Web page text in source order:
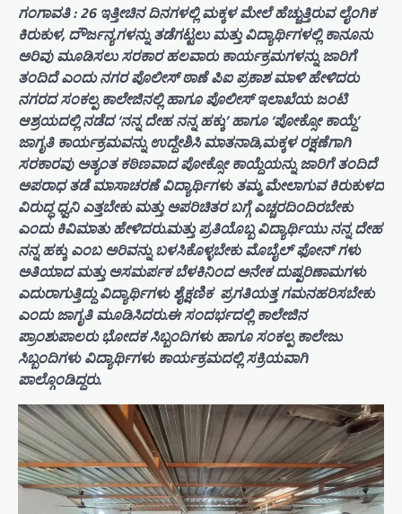
ಗಂಗಾವತಿ : 26 ಇತ್ತೀಚಿನ ದಿನಗಳಲ್ಲಿ ಮಕ್ಕಳ ಮೇಲೆ ಹೆಚ್ಚುತ್ತಿರುವ ಲೈಂಗಿಕ
ಕಿರುಕುಳ, ದೌರ್ಜನ್ಯಗಳನ್ನು ತಡೆಗಟ್ಟಲು ಮತ್ತು ವಿದ್ಯಾರ್ಥಿಗಳಲ್ಲಿ ಕಾನೂನು
ಅರಿವು ಮೂಡಿಸಲು ಸರಕಾರ ಹಲವಾರು ಕಾರ್ಯಕ್ರಮಗಳನ್ನು ಜಾರಿಗೆ
ತಂದಿದೆ ಎಂದು ನಗರ ಪೊಲೀಸ್ ಠಾಣೆ ಪಿಐ ಪ್ರಕಾಶ ಮಾಳಿ ಹೇಳಿದರು
ನಗರದ ಸಂಕಲ್ಪ ಕಾಲೇಜಿನಲ್ಲಿ ಹಾಗೂ ಪೊಲೀಸ್ ಇಲಾಖೆಯ ಜಂಟಿ
ಆಶ್ರಯದಲ್ಲಿ ನಡೆದ ‘ನನ್ನ ದೇಹ ನನ್ನ ಹಕ್ಕು’ ಹಾಗೂ ‘ಪೋಕ್ಸೋ ಕಾಯ್ದೆ’
ಜಾಗೃತಿ ಕಾರ್ಯಕ್ರಮವನ್ನು ಉದ್ದೇಶಿಸಿ ಮಾತನಾಡಿ,ಮಕ್ಕಳ ರಕ್ಷಣೆಗಾಗಿ
ಸರಕಾರವು ಅತ್ಯಂತ ಕಠಿಣವಾದ ಪೋಕ್ಸೋ ಕಾಯ್ದೆಯನ್ನು ಜಾರಿಗೆ ತಂದಿದೆ
ಅಪರಾಧ ತಡೆ ಮಾಸಾಚರಣೆ ವಿದ್ಯಾರ್ಥಿಗಳು ತಮ್ಮ ಮೇಲಾಗುವ ಕಿರುಕುಳದ
ವಿರುದ್ಧ ಧ್ವನಿ ಎತ್ತಬೇಕು ಮತ್ತು ಅಪರಿಚಿತರ ಬಗ್ಗೆ ಎಚ್ಚರದಿಂದಿರಬೇಕು
ಎಂದು ಕಿವಿಮಾತು ಹೇಳಿದರು.ಮತ್ತು ಪ್ರತಿಯೊಬ್ಬ ವಿದ್ಯಾರ್ಥಿಯು ನನ್ನ ದೇಹ
ನನ್ನ ಹಕ್ಕು ಎಂಬ ಅರಿವನ್ನು ಬಳಸಿಕೊಳ್ಳಬೇಕು ಮೊಬೈಲ್ ಫೋನ್ ಗಳು
ಅತಿಯಾದ ಮತ್ತು ಅಸಮರ್ಪಕ ಬೆಳಕಿನಿಂದ ಅನೇಕ ದುಷ್ಪರಿಣಾಮಗಳು
ಎದುರಾಗುತ್ತಿದ್ದು ವಿದ್ಯಾರ್ಥಿಗಳು ಶೈಕ್ಷಣಿಕ ‌ ಪ್ರಗತಿಯತ್ತ ಗಮನಹರಿಸಬೇಕು
ಎಂದು ಜಾಗೃತಿ ಮೂಡಿಸಿದರು.ಈ ಸಂದರ್ಭದಲ್ಲಿ ಕಾಲೇಜಿನ
ಪ್ರಾಂಶುಪಾಲರು ಭೋದಕ ಸಿಬ್ಬಂದಿಗಳು ಹಾಗೂ ಸಂಕಲ್ಪ ಕಾಲೇಜು
ಸಿಬ್ಬಂದಿಗಳು ವಿದ್ಯಾರ್ಥಿಗಳು ಕಾರ್ಯಕ್ರಮದಲ್ಲಿ ಸಕ್ರಿಯವಾಗಿ
ಪಾಲ್ಗೊಂಡಿದ್ದರು.